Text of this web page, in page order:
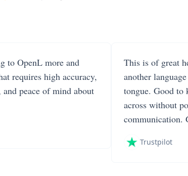
to OpenL more and
requires high accuracy,
peace of mind about
This is of great
another
tongue. Good to
across without
communication.
Trustpilot